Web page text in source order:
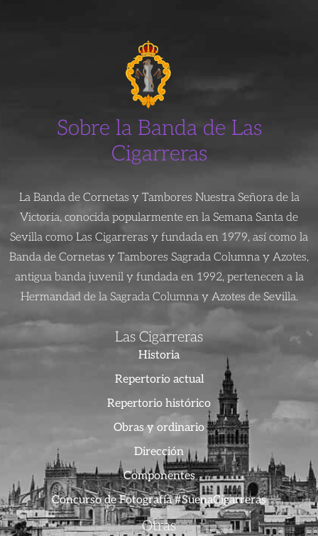
Sobre la Banda de Las
Cigarreras
La Banda de Cornetas y Tambores Nuestra Señora de la
Victoria, conocida popularmente en la Semana Santa de
Sevilla como Las Cigarreras y fundada en 1979, así como la
Banda de Cornetas y Tambores Sagrada Columna y Azotes,
antigua banda juvenil y fundada en 1992, pertenecen a la
Hermandad de la Sagrada Columna y Azotes de Sevilla.
Las Cigarreras
Historia
Repertorio actual
Repertorio histórico
Obras y ordinario
Dirección
Componentes
Concurso de Fotografía #SuenaCigarreras
Otras